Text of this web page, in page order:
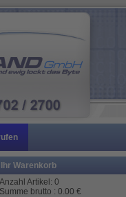
Ihr Warenkorb
Anzahl Artikel: 0
Summe brutto : 0.00 €